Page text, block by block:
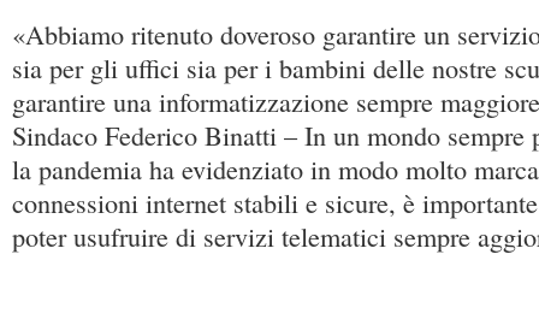
«Abbiamo ritenuto doveroso garantire un
sia per gli uffici sia per i bambini delle nostre
garantire una informatizzazione sempre
Sindaco Federico Binatti – In un mondo sempre
la pandemia ha evidenziato in modo molto
connessioni internet stabili e sicure, è
poter usufruire di servizi telematici sempre